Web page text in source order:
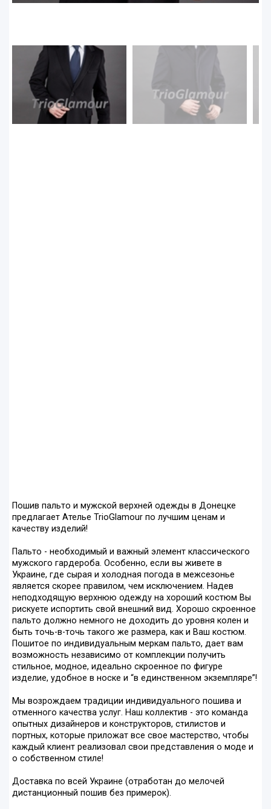
Пошив пальто и мужской верхней одежды в Донецке
предлагает Ателье TrioGlamour по лучшим ценам и
качеству изделий!
Пальто - необходимый и важный элемент классического
мужского гардероба. Особенно, если вы живете в
Украине, где сырая и холодная погода в межсезонье
является скорее правилом, чем исключением. Надев
неподходящую верхнюю одежду на хороший костюм Вы
рискуете испортить свой внешний вид. Хорошо скроенное
пальто должно немного не доходить до уровня колен и
быть точь-в-точь такого же размера, как и Ваш костюм.
Пошитое по индивидуальным меркам пальто, дает вам
возможность независимо от комплекции получить
стильное, модное, идеально скроенное по фигуре
изделие, удобное в носке и “в единственном экземпляре”!
Мы возрождаем традиции индивидуального пошива и
отменного качества услуг. Наш коллектив - это команда
опытных дизайнеров и конструкторов, стилистов и
портных, которые приложат все свое мастерство, чтобы
каждый клиент реализовал свои представления о моде и
о собственном стиле!
Доставка по всей Украине (отработан до мелочей
дистанционный пошив без примерок).